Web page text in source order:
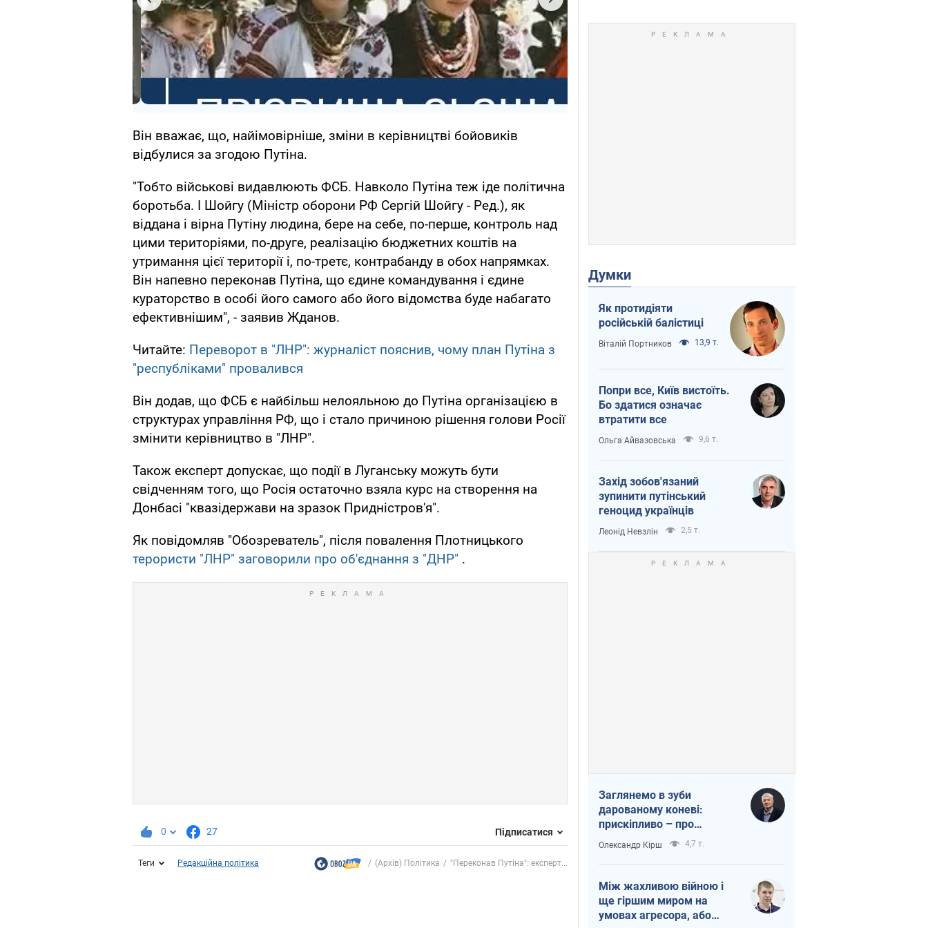
Він вважає, що, найімовірніше, зміни в керівництві бойовиків
відбулися за згодою Путіна.
"Тобто військові видавлюють ФСБ. Навколо Путіна теж іде політична
боротьба. І Шойгу (Міністр оборони РФ Сергій Шойгу - Ред.), як
віддана і вірна Путіну людина, бере на себе, по-перше, контроль над
цими територіями, по-друге, реалізацію бюджетних коштів на
утримання цієї території і, по-третє, контрабанду в обох напрямках.
Він напевно переконав Путіна, що єдине командування і єдине
кураторство в особі його самого або його відомства буде набагато
ефективнішим", - заявив Жданов.
Читайте: Переворот в "ЛНР": журналіст пояснив, чому план Путіна з
"республіками" провалився
Він додав, що ФСБ є найбільш нелояльною до Путіна організацією в
структурах управління РФ, що і стало причиною рішення голови Росії
змінити керівництво в "ЛНР".
Також експерт допускає, що події в Луганську можуть бути
свідченням того, що Росія остаточно взяла курс на створення на
Донбасі "квазідержави на зразок Придністров'я".
Як повідомляв "Обозреватель", після повалення Плотницького
терористи "ЛНР" заговорили про об'єднання з "ДНР" .
0 27 Підписатися
Теги Редакційна політика (Архів) Політика "Переконав Путіна": експерт...
Думки
Як протидіяти
російській балістиці
Віталій Портников 13,9 т.
Попри все, Київ вистоїть.
Бо здатися означає
втратити все
Ольга Айвазовська 9,6 т.
Захід зобов'язаний
зупинити путінський
геноцид українців
Леонід Невзлін 2,5 т.
Заглянемо в зуби
дарованому коневі:
прискіпливо – про
допомогу Україні
Олександр Кірш 4,7 т.
Між жахливою війною і
ще гіршим миром на
умовах агресора, або